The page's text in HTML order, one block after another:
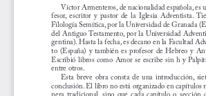
Víctor Armenteros, de nacionalidad española, es
fesor,  escritor  y  pastor  de  la  Iglesia  Adventista.
Filología Semítica, por la Universidad de Granada
del Antiguo Testamento, por la Universidad
gentina). Hasta la fecha, es decano en la Facultad
to  (España)  y  también  es  profesor  de  Hebreo  y
Escribió libros como Amor se escribe sin h y
entre otros.
Esta  breve  obra  consta  de  una  introducción,
conclusión. El libro no está organizado en capítulos
nera  tradicional,  sino  que  cada  capítulo  o  sección